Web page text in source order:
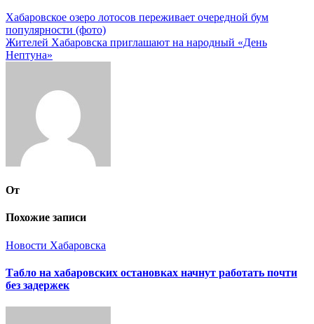
Навигация
по
записям
Хабаровское озеро лотосов переживает очередной бум
популярности (фото)
Жителей Хабаровска приглашают на народный «День
Нептуна»
От
Похожие записи
Новости Хабаровска
Табло на хабаровских остановках начнут работать почти
без задержек